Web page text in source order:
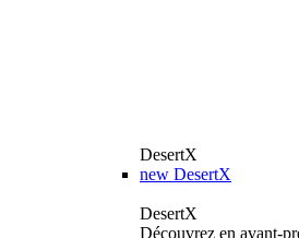
DesertX
new DesertX
DesertX
Découvrez en avant-